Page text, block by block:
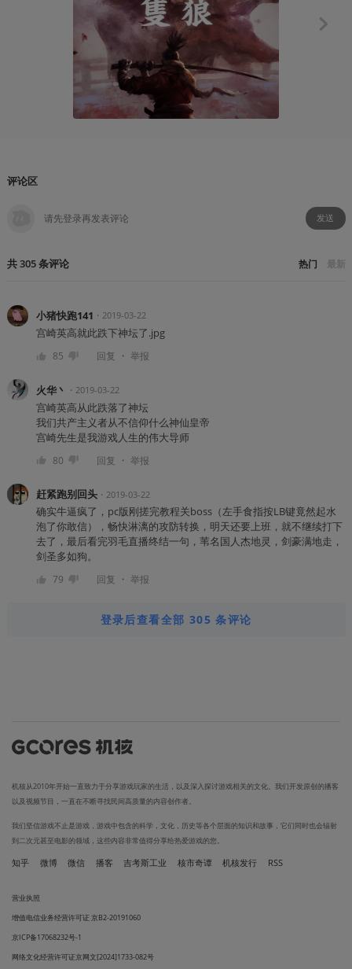
知识挖掘机
评论区
发送
共305条评论 热门 最新
小猪快跑141 ・ 2019-03-22
宫崎英高就此跌下神坛了.jpg
85 回复 ・ 举报
火华丶 ・ 2019-03-22
宫崎英高从此跌落了神坛
我们共产主义者从不信仰什么神仙皇帝
宫崎先生是我游戏人生的伟大导师
80 回复 ・ 举报
赶紧跑别回头・ 2019-03-22
确实牛逼疯了，pc版刚搓完教程关boss（左手食指按LB键竟然起水
泡了你敢信），畅快淋漓的攻防转换，明天还要上班，就不继续打下
去了，最后看完羽毛直播终结一句，苇名国人杰地灵，剑豪满地走，
剑圣多如狗。
79 回复 ・ 举报
登录后查看全部 305 条评论
机核从2010年开始一直致力于分享游戏玩家的生活，以及深入探讨游戏相关的文化。我们开发原创的播客
以及视频节目，一直在不断寻找民间高质量的内容创作者。
我们坚信游戏不止是游戏，游戏中包含的科学，文化，历史等各个层面的知识和故事，它们同时也会辐射
到二次元甚至电影的领域，这些内容非常值得分享给热爱游戏的您。
知乎 微博 微信 播客 吉考斯工业 核市奇谭 机核发行 RSS
营业执照
增值电信业务经营许可证 京B2-20191060
京ICP备17068232号-1
网络文化经营许可证京网文[2024]1733-082号